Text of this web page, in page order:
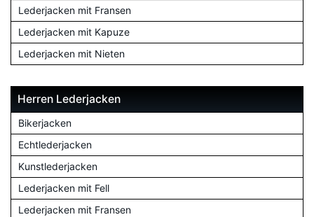
Lederjacken mit Fransen
Lederjacken mit Kapuze
Lederjacken mit Nieten
Herren Lederjacken
Bikerjacken
Echtlederjacken
Kunstlederjacken
Lederjacken mit Fell
Lederjacken mit Fransen